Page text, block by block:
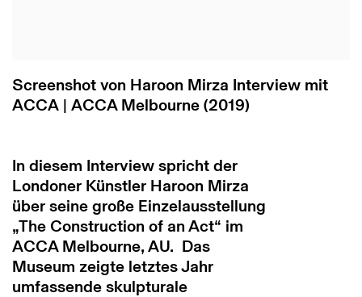
Screenshot von Haroon Mirza Interview mit
ACCA | ACCA Melbourne (2019)
In diesem Interview spricht der
Londoner Künstler Haroon Mirza
über seine große Einzelausstellung
„The Construction of an Act“ im
ACCA Melbourne, AU. Das
Museum zeigte letztes Jahr
umfassende skulpturale